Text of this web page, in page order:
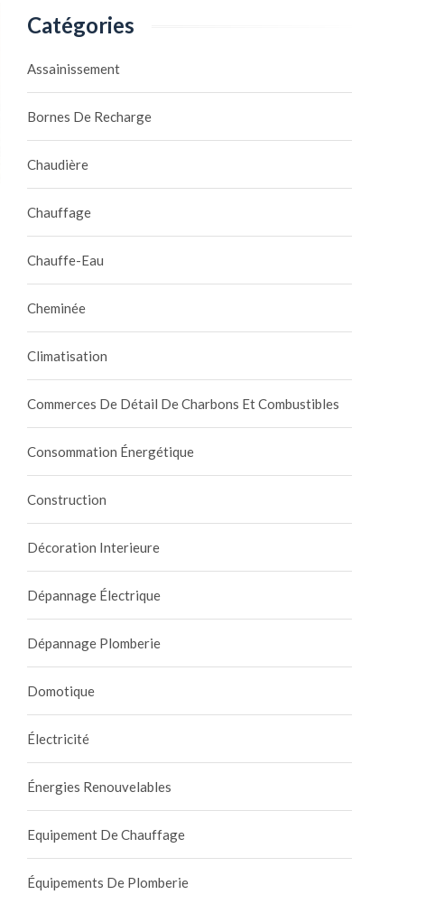
Catégories
Assainissement
Bornes De Recharge
Chaudière
Chauffage
Chauffe-Eau
Cheminée
Climatisation
Commerces De Détail De Charbons Et Combustibles
Consommation Énergétique
Construction
Décoration Interieure
Dépannage Électrique
Dépannage Plomberie
Domotique
Électricité
Énergies Renouvelables
Equipement De Chauffage
Équipements De Plomberie